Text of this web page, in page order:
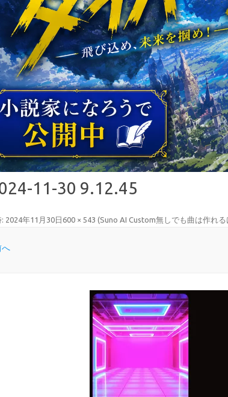
11-30 9.12.45
2024年11月30日 600 × 543 (Suno AI Custom無しでも曲は作れる